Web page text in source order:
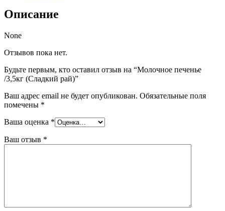
Описание
None
Отзывов пока нет.
Будьте первым, кто оставил отзыв на “Молочное печенье
/3,5кг (Сладкий рай)”
Ваш адрес email не будет опубликован. Обязательные поля
помечены *
Ваша оценка *
Ваш отзыв *